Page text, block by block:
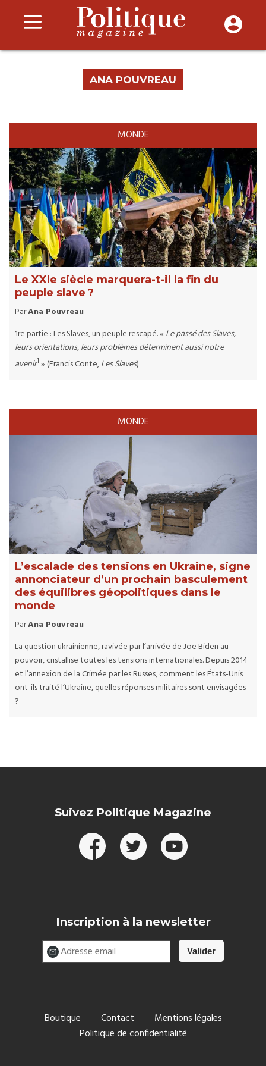
ANA POUVREAU
MONDE
Le XXIe siècle marquera-t-il la fin du
peuple slave ?
ParAna Pouvreau
1re partie : Les Slaves, un peuple rescapé. « Le passé des Slaves,
leurs orientations, leurs problèmes déterminent aussi notre
avenir1 » (Francis Conte,Les Slaves)
MONDE
L’escalade des tensions en Ukraine, signe
annonciateur d’un prochain basculement
des équilibres géopolitiques dans le
monde
ParAna Pouvreau
La question ukrainienne, ravivée par l’arrivée de Joe Biden au
pouvoir, cristallise toutes les tensions internationales. Depuis 2014
et l’annexion de la Crimée par les Russes, comment les États-Unis
ont-ils traité l’Ukraine, quelles réponses militaires sont envisagées
?
Suivez Politique Magazine
Inscription à la newsletter
Boutique Contact
Mentions légales
Politique de confidentialité